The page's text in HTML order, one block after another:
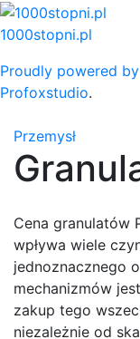
Skip
to
1000stopni.pl
Proudly powered
Profoxstudio.
Przemysł
Cena granulatów
wpływa wiele
jednoznacznego
mechanizmów
zakup tego
niezależnie od